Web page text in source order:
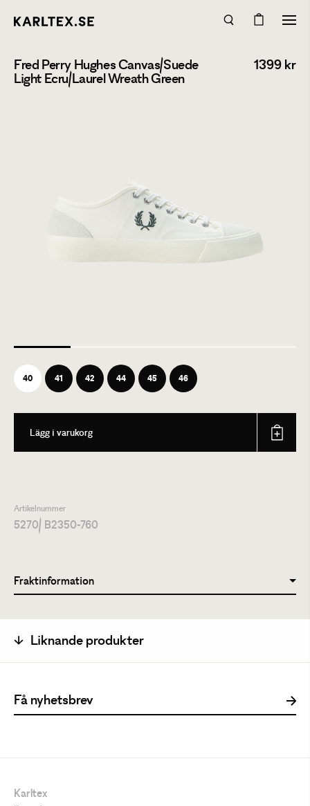
Fred Perry Hughes Canvas/Suede
Light Ecru/Laurel Wreath Green
1399 kr
40 41 42 44 45 46
Lägg i varukorg
Artikelnummer
5270/ B2350-760
Fraktinformation
Liknande produkter
Karltex